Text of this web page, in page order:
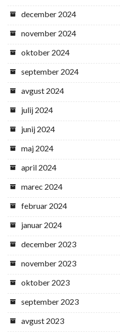
december 2024
november 2024
oktober 2024
september 2024
avgust 2024
julij 2024
junij 2024
maj 2024
april 2024
marec 2024
februar 2024
januar 2024
december 2023
november 2023
oktober 2023
september 2023
avgust 2023